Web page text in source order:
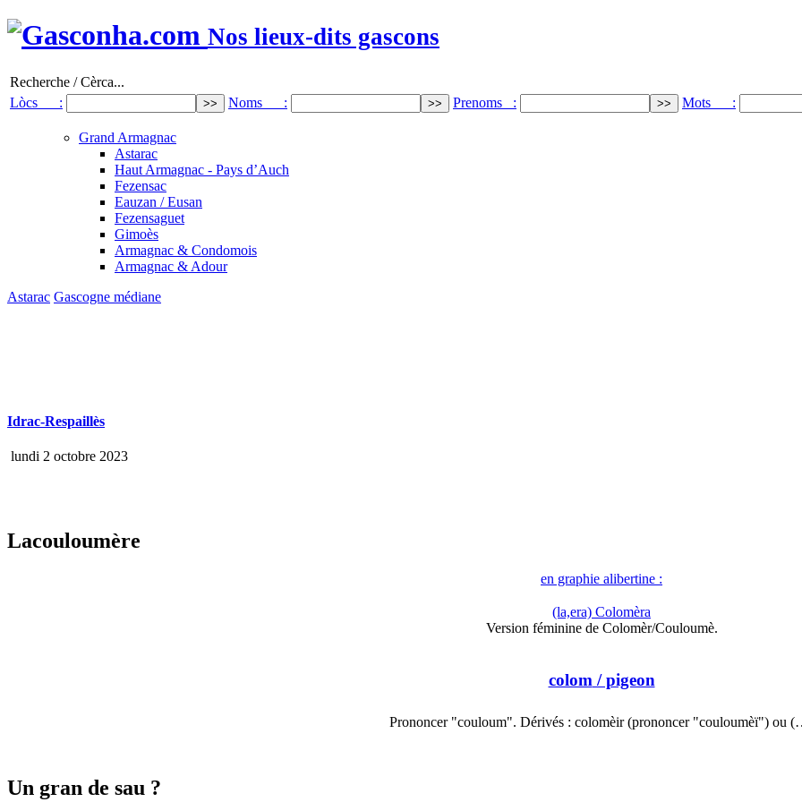
Nos lieux-dits gascons
Recherche / Cèrca...
Lòcs :
Noms : Prenoms : Mots :
Grand Armagnac
Astarac
Haut Armagnac - Pays d’Auch
Fezensac
Eauzan / Eusan
Fezensaguet
Gimoès
Armagnac & Condomois
Armagnac & Adour
Astarac Gascogne médiane
Idrac-Respaillès
lundi 2 octobre 2023
Lacouloumère
en graphie alibertine :
(la,era) Colomèra
Version féminine de Colomèr/Couloumè.
colom / pigeon
Prononcer "couloum". Dérivés : colomèir (prononcer "couloumèï") ou
Un gran de sau ?